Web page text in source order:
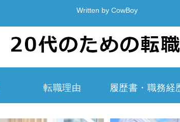
Written by CowBoy
転職理由 履歴書・職務経